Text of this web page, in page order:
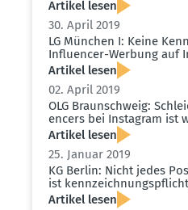
Artikel lesen
30. April 2019
LG München I: Keine
Influ­encer-Werbung auf
Artikel lesen
02. April 2019
OLG Braun­schweig:
encers bei Instagram ist
Artikel lesen
25. Januar 2019
KG Berlin: Nicht jedes
ist
Artikel lesen